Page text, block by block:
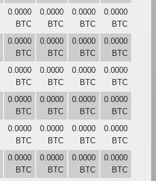
0.0000
BTC
0.0000
BTC
0.0000
BTC
0.0000
BTC
0.0000
BTC
0.0000
BTC
0.0000
BTC
0.0000
BTC
0.0000
BTC
0.0000
BTC
0.0000
BTC
0.0000
BTC
0.0000
BTC
0.0000
BTC
0.0000
BTC
0.0000
BTC
0.0000
BTC
0.0000
BTC
0.0000
BTC
0.0000
BTC
0.0000
BTC
0.0000
BTC
0.0000
BTC
0.0000
BTC